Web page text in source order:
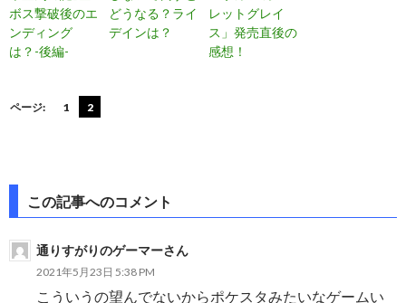
ボス撃破後のエ
ンディング
は？-後編-
どうなる？ライ
デインは？
レットグレイ
ス」発売直後の
感想！
ページ: 1 2
投
ナ
この記事へのコメント
通りすがりのゲーマーさん
2021年5月23日 5:38 PM
こういうの望んでないからポケスタみたいなゲームい